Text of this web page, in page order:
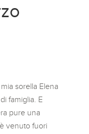
sorella Elena
famiglia. E
pure una
venuto fuori